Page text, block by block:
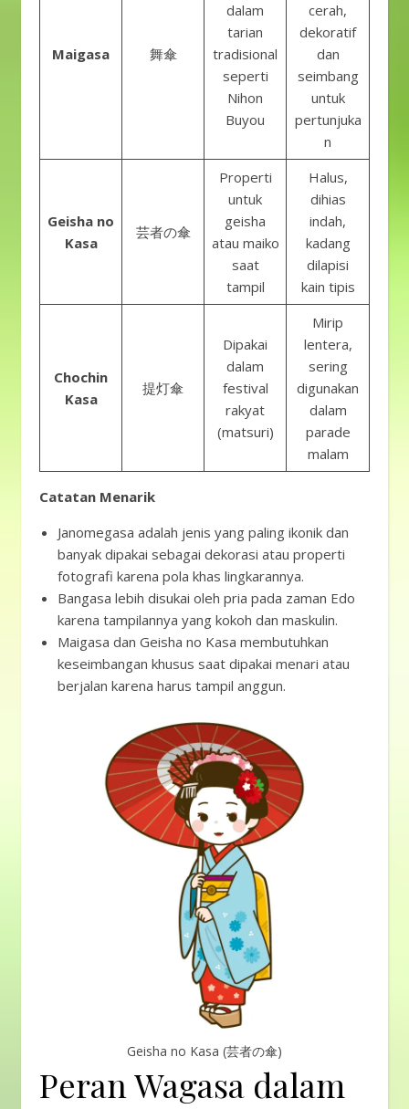
Maigasa 舞傘
dalam
tarian
tradisional
seperti
Nihon
Buyou
cerah,
dekoratif
dan
seimbang
untuk
pertunjuka
n
Geisha no
Kasa
芸者の傘
Properti
untuk
geisha
atau maiko
saat
tampil
Halus,
dihias
indah,
kadang
dilapisi
kain tipis
Chochin
Kasa
提灯傘
Dipakai
dalam
festival
rakyat
(matsuri)
Mirip
lentera,
sering
digunakan
dalam
parade
malam
Catatan Menarik
Janomegasa adalah jenis yang paling ikonik dan
banyak dipakai sebagai dekorasi atau properti
fotografi karena pola khas lingkarannya.
Bangasa lebih disukai oleh pria pada zaman Edo
karena tampilannya yang kokoh dan maskulin.
Maigasa dan Geisha no Kasa membutuhkan
keseimbangan khusus saat dipakai menari atau
berjalan karena harus tampil anggun.
Geisha no Kasa (芸者の傘)
Peran Wagasa dalam